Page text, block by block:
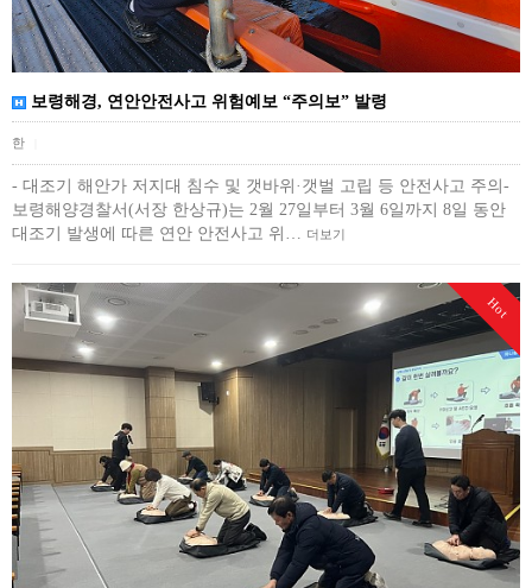
보령해경, 연안안전사고 위험예보 “주의보” 발령
한
- 대조기 해안가 저지대 침수 및 갯바위·갯벌 고립 등 안전사고 주의-
보령해양경찰서(서장 한상규)는 2월 27일부터 3월 6일까지 8일 동안
대조기 발생에 따른 연안 안전사고 위… 더보기
Hot